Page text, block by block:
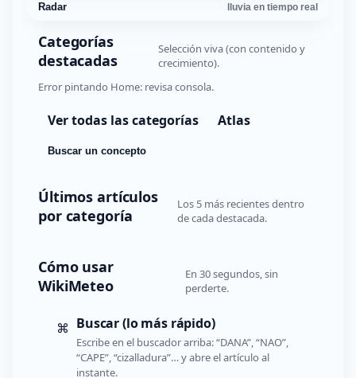
Radar lluvia en tiempo real
Categorías
destacadas
Selección viva (con contenido y
crecimiento).
Error pintando Home: revisa consola.
Ver todas las categorías Atlas
Buscar un concepto
Últimos artículos
por categoría
Los 5 más recientes dentro
de cada destacada.
Cómo usar
WikiMeteo
En 30 segundos, sin
perderte.
⌘ Buscar (lo más rápido)
Escribe en el buscador arriba: “DANA”, “NAO”,
“CAPE”, “cizalladura”… y abre el artículo al
instante.